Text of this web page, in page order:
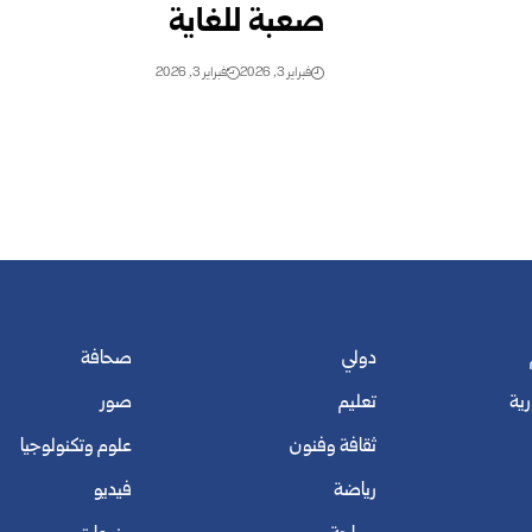
صعبة للغاية
فبراير 3, 2026 فبراير 3, 2026
دولي
تعليم
ثقافة وفنون
رياضة
صحافة
صور
علوم وتكنولوجيا
فيديو